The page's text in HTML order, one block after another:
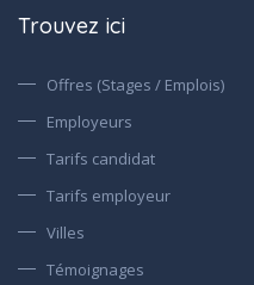
Trouvez ici
Offres (Stages / Emplois)
Employeurs
Tarifs candidat
Tarifs employeur
Villes
Témoignages